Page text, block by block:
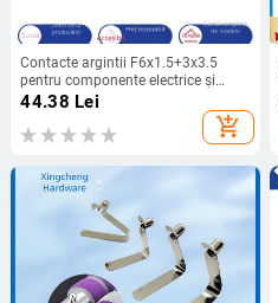
Contacte argintii F6x1.5+3x3.5
pentru componente electrice și
termostate
44.38 Lei
add_shopping_cart